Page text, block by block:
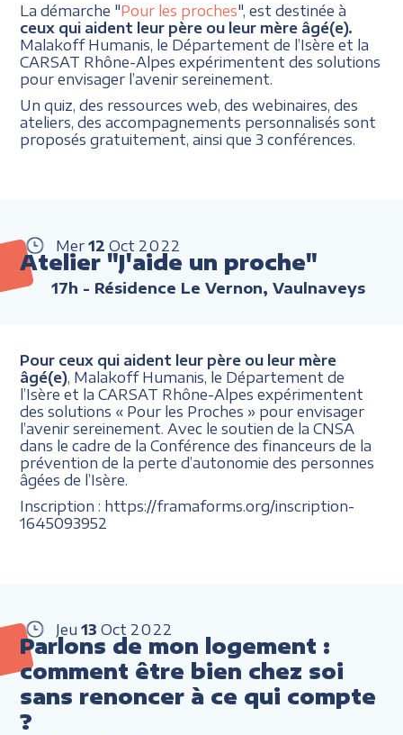
La démarche "Pour les proches", est destinée à
ceux qui aident leur père ou leur mère âgé(e).
Malakoff Humanis, le Département de l’Isère et la
CARSAT Rhône-Alpes expérimentent des solutions
pour envisager l’avenir sereinement.
Un quiz, des ressources web, des webinaires, des
ateliers, des accompagnements personnalisés sont
proposés gratuitement, ainsi que 3 conférences.
Mer 12 Oct 2022
Atelier "J'aide un proche"
17h - Résidence Le Vernon, Vaulnaveys
Pour ceux qui aident leur père ou leur mère
âgé(e) , Malakoff Humanis, le Département de
l’Isère et la CARSAT Rhône-Alpes expérimentent
des solutions « Pour les Proches » pour envisager
l’avenir sereinement. Avec le soutien de la CNSA
dans le cadre de la Conférence des financeurs de la
prévention de la perte d’autonomie des personnes
âgées de l’Isère.
Inscription : https://framaforms.org/inscription-
1645093952
Jeu 13 Oct 2022
Parlons de mon logement :
comment être bien chez soi
sans renoncer à ce qui compte
?